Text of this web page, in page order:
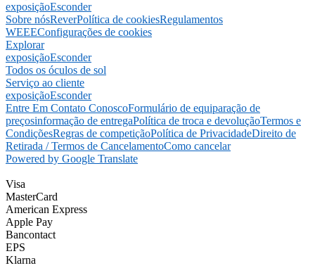
exposiçãoEsconder
Sobre nósReverPolítica de cookiesRegulamentos
WEEEConfigurações de cookies
Explorar
exposiçãoEsconder
Todos os óculos de sol
Serviço ao cliente
exposiçãoEsconder
Entre Em Contato ConoscoFormulário de equiparação de
preçosinformação de entregaPolítica de troca e devoluçãoTermos e
CondiçõesRegras de competiçãoPolítica de PrivacidadeDireito de
Retirada / Termos de CancelamentoComo cancelar
Powered by Google Translate
Visa
MasterCard
American Express
Apple Pay
Bancontact
EPS
Klarna